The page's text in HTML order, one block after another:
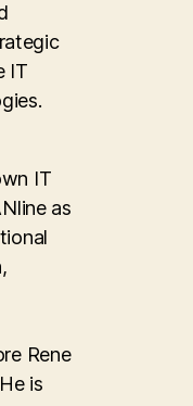
IT
IT
as
Rene
is